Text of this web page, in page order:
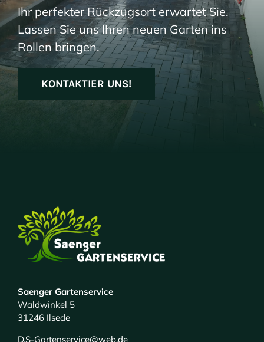
Ihr perfekter Rückzugsort erwartet Sie.
Lassen Sie uns Ihren neuen Garten ins
Rollen bringen.
KONTAKTIER UNS!
Saenger Gartenservice
Waldwinkel 5
31246 Ilsede
D.S-Gartenservice@web.de